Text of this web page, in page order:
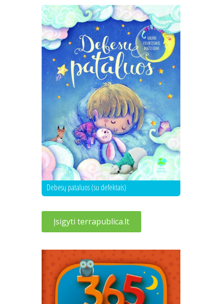
Debesų pataluos (su defektais)
Įsigyti terrapublica.lt